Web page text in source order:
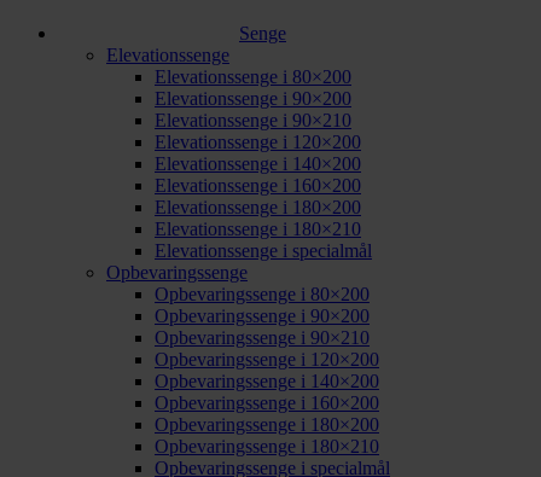
Senge
Elevationssenge
Elevationssenge i 80×200
Elevationssenge i 90×200
Elevationssenge i 90×210
Elevationssenge i 120×200
Elevationssenge i 140×200
Elevationssenge i 160×200
Elevationssenge i 180×200
Elevationssenge i 180×210
Elevationssenge i specialmål
Opbevaringssenge
Opbevaringssenge i 80×200
Opbevaringssenge i 90×200
Opbevaringssenge i 90×210
Opbevaringssenge i 120×200
Opbevaringssenge i 140×200
Opbevaringssenge i 160×200
Opbevaringssenge i 180×200
Opbevaringssenge i 180×210
Opbevaringssenge i specialmål